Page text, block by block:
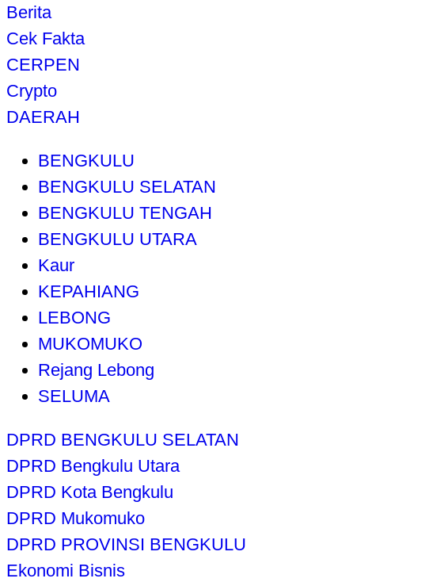
Berita
Cek Fakta
CERPEN
Crypto
DAERAH
BENGKULU
BENGKULU SELATAN
BENGKULU TENGAH
BENGKULU UTARA
Kaur
KEPAHIANG
LEBONG
MUKOMUKO
Rejang Lebong
SELUMA
DPRD BENGKULU SELATAN
DPRD Bengkulu Utara
DPRD Kota Bengkulu
DPRD Mukomuko
DPRD PROVINSI BENGKULU
Ekonomi Bisnis